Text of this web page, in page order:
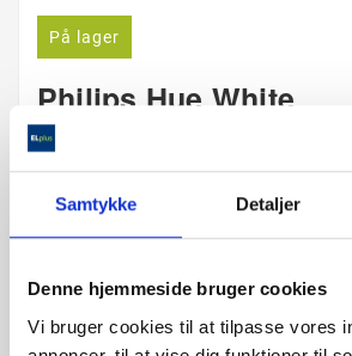
Samtykke Detaljer
Denne hjemmeside bruger cookies
Vi bruger cookies til at tilpasse vores
På lager
Philips Hue White
Ambiance Filament
G125 E27 Globe
Pære - 1-Pak
Hue White Ambiance filament pære,
Kelvin, 550 Lumen, op til 15 000 timers
pære, kontroller med din smart enhed